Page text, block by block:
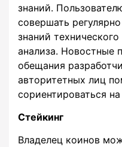
знаний.
совершать
знаний
анализа. Новостные
обещания
авторитетных лиц
сориентироваться
Стейкинг
Владелец коинов